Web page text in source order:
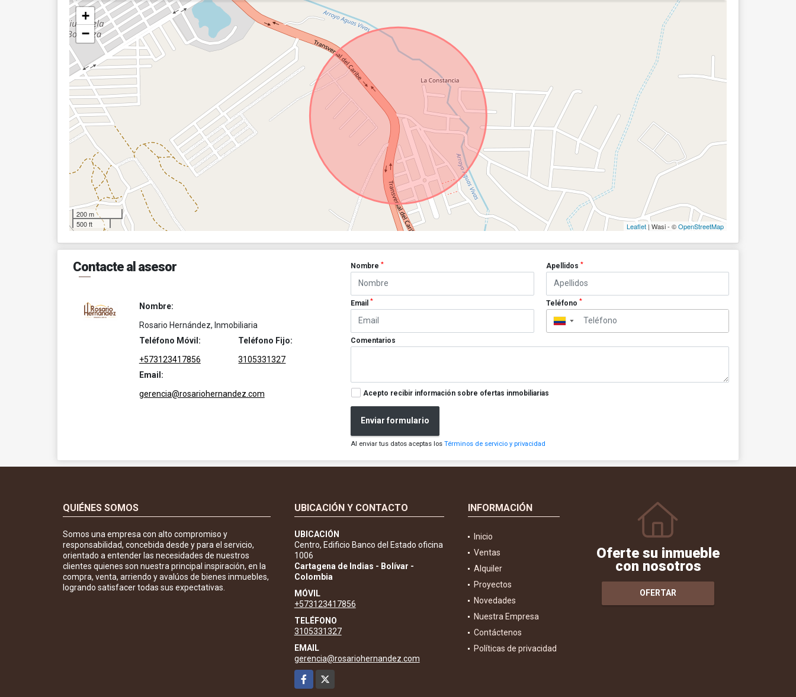
+
−
200 m
500 ft
Leaflet | Wasi - ©OpenStreetMap
Contacte al asesor
Nombre:
Rosario Hernández, Inmobiliaria
Teléfono Móvil:
+573123417856
Teléfono Fijo:
3105331327
Email:
gerencia@rosariohernandez.com
Nombre* Apellidos *
Email* Teléfono *
▼
Comentarios
Acepto recibir información sobre ofertas inmobiliarias
Enviar formulario
Al enviar tus datos aceptas losTérminos de servicio y privacidad
QUIÉNES SOMOS
Somos una empresa con alto compromiso y
responsabilidad, concebida desde y para el servicio,
orientado a entender las necesidades de nuestros
clientes quienes son nuestra principal inspiración, en la
compra, venta, arriendo y avalúos de bienes inmuebles,
logrando satisfacer todas sus expectativas.
UBICACIÓN Y CONTACTO
UBICACIÓN
Centro, Edificio Banco del Estado oficina
1006
Cartagena de Indias - Bolívar -
Colombia
MÓVIL
+573123417856
TELÉFONO
3105331327
EMAIL
gerencia@rosariohernandez.com
Facebook
INFORMACIÓN
Inicio
Ventas
Alquiler
Proyectos
Novedades
Nuestra Empresa
Contáctenos
Políticas de privacidad
Oferte su inmueble
con nosotros
OFERTAR